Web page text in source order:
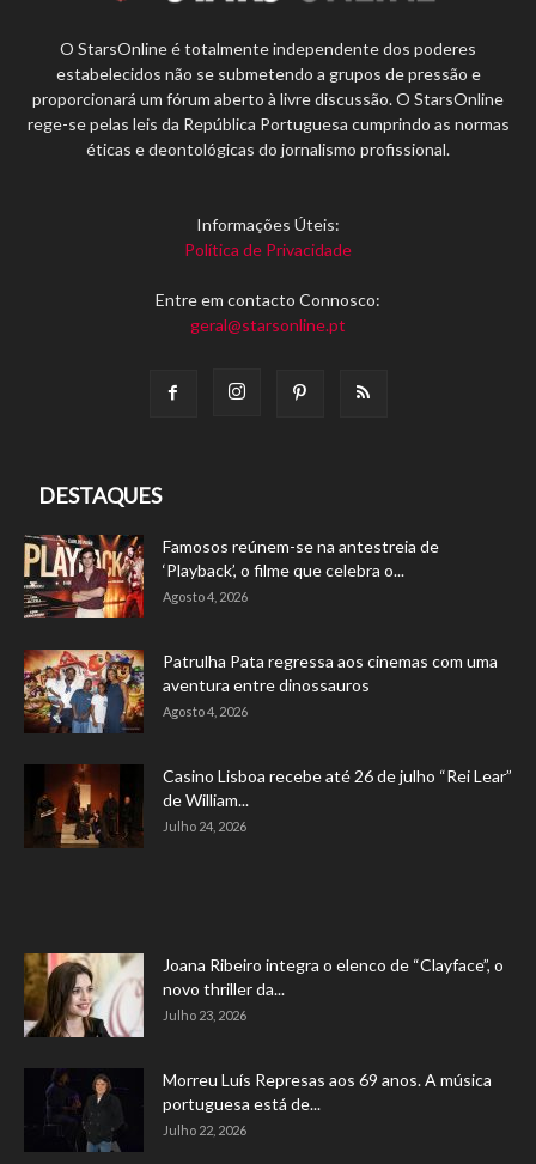
O StarsOnline é totalmente independente dos poderes
estabelecidos não se submetendo a grupos de pressão e
proporcionará um fórum aberto à livre discussão. O StarsOnline
rege-se pelas leis da República Portuguesa cumprindo as normas
éticas e deontológicas do jornalismo profissional.
Informações Úteis:
Política de Privacidade
Entre em contacto Connosco:
geral@starsonline.pt
DESTAQUES
Famosos reúnem-se na antestreia de
‘Playback’, o filme que celebra o...
Agosto 4, 2026
Patrulha Pata regressa aos cinemas com uma
aventura entre dinossauros
Agosto 4, 2026
Casino Lisboa recebe até 26 de julho “Rei Lear”
de William...
Julho 24, 2026
Joana Ribeiro integra o elenco de “Clayface”, o
novo thriller da...
Julho 23, 2026
Morreu Luís Represas aos 69 anos. A música
portuguesa está de...
Julho 22, 2026